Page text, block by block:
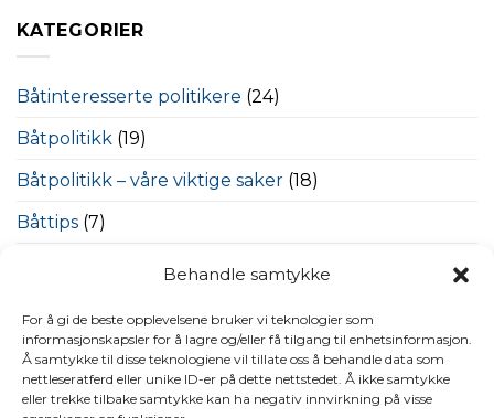
Behandle samtykke
For å gi de beste opplevelsene bruker vi teknologier som
informasjonskapsler for å lagre og/eller få tilgang til enhetsinformasjon.
Å samtykke til disse teknologiene vil tillate oss å behandle data som
nettleseratferd eller unike ID-er på dette nettstedet. Å ikke samtykke
eller trekke tilbake samtykke kan ha negativ innvirkning på visse
KATEGORIER
Båtinteresserte politikere (24)
Båtpolitikk (19)
Båtpolitikk – våre viktige saker (18)
Båttips (7)
(26)
Nasjonal Maritim Sikkerhetsdag(5)
Nyheter(251)